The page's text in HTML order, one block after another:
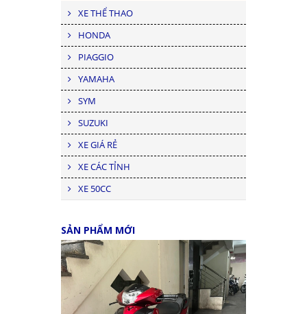
XE THỂ THAO
HONDA
PIAGGIO
YAMAHA
SYM
SUZUKI
XE GIÁ RẺ
XE CÁC TỈNH
XE 50CC
SẢN PHẨM MỚI